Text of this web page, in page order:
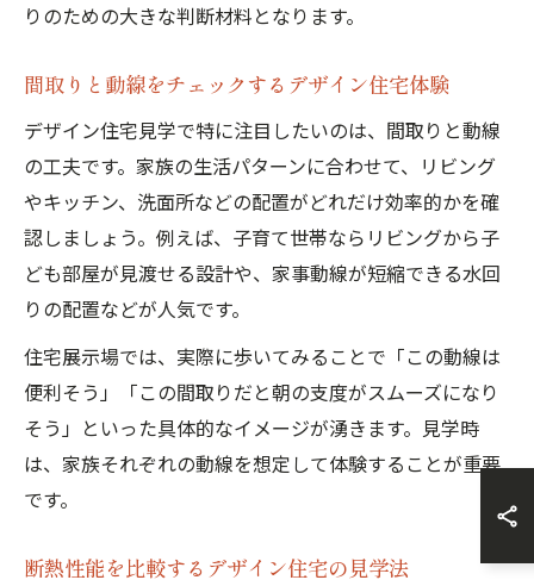
りのための大きな判断材料となります。
間取りと動線をチェックするデザイン住宅体験
デザイン住宅見学で特に注目したいのは、間取りと動線
の工夫です。家族の生活パターンに合わせて、リビング
やキッチン、洗面所などの配置がどれだけ効率的かを確
認しましょう。例えば、子育て世帯ならリビングから子
ども部屋が見渡せる設計や、家事動線が短縮できる水回
りの配置などが人気です。
住宅展示場では、実際に歩いてみることで「この動線は
便利そう」「この間取りだと朝の支度がスムーズになり
そう」といった具体的なイメージが湧きます。見学時
は、家族それぞれの動線を想定して体験することが重要
です。
断熱性能を比較するデザイン住宅の見学法